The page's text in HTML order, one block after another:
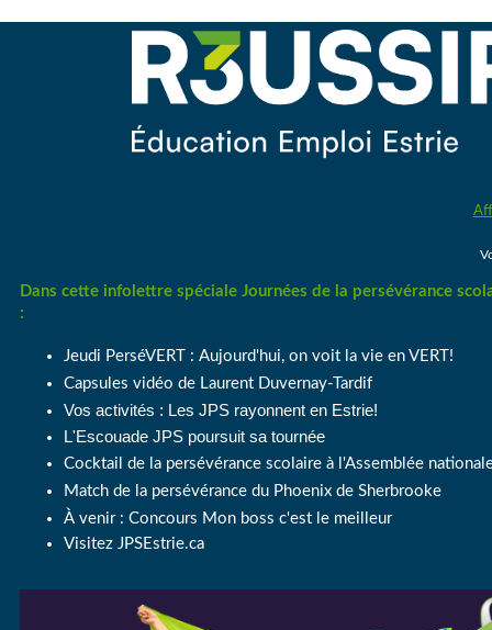
Dans cette infolettre spéciale Journées de la persévérance
:
Jeudi PerséVERT : Aujourd'hui, on voit la vie en VERT!
Capsules vidéo de Laurent Duvernay-Tardif
Vos activités : Les JPS rayonnent en Estrie!
L'Escouade JPS poursuit sa tournée
Cocktail de la persévérance scolaire à l'Assemblée
Match de la persévérance du Phoenix de Sherbrooke
À venir : Concours Mon boss c'est le meilleur
Visitez JPSEstrie.ca